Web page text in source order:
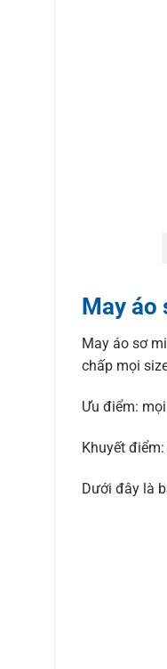
May áo
May áo sơ
chấp mọi
Ưu điểm:
Khuyết
Dưới đây là